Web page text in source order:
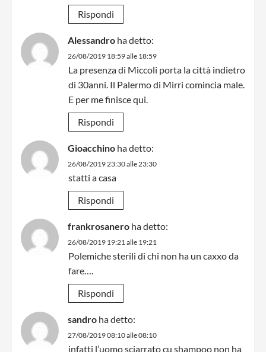
Rispondi
Alessandro ha detto:
26/08/2019 18:59 alle 18:59
La presenza di Miccoli porta la città indietro
di 30anni. Il Palermo di Mirri comincia male.
E per me finisce qui.
Rispondi
Gioacchino ha detto:
26/08/2019 23:30 alle 23:30
statti a casa
Rispondi
frankrosanero ha detto:
26/08/2019 19:21 alle 19:21
Polemiche sterili di chi non ha un caxxo da
fare….
Rispondi
sandro ha detto:
27/08/2019 08:10 alle 08:10
infatti l’uomo sciarrato cu shampoo non ha